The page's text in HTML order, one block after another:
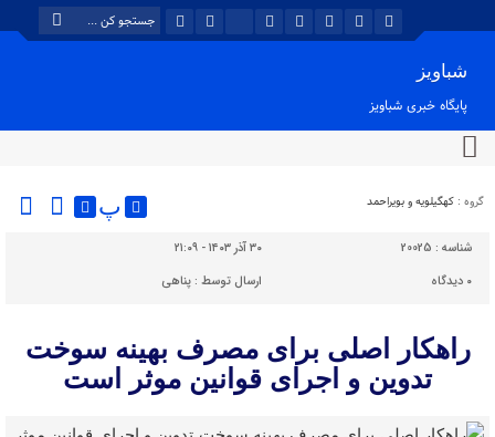
شباویز
پایگاه خبری شباویز
گروه : کهگیلویه و بویراحمد پ
شناسه : 20025
۳۰ آذر ۱۴۰۳ - ۲۱:۰۹
۰ دیدگاه ارسال توسط :پناهی
راهکار اصلی برای مصرف بهینه سوخت
تدوین و اجرای قوانین موثر است